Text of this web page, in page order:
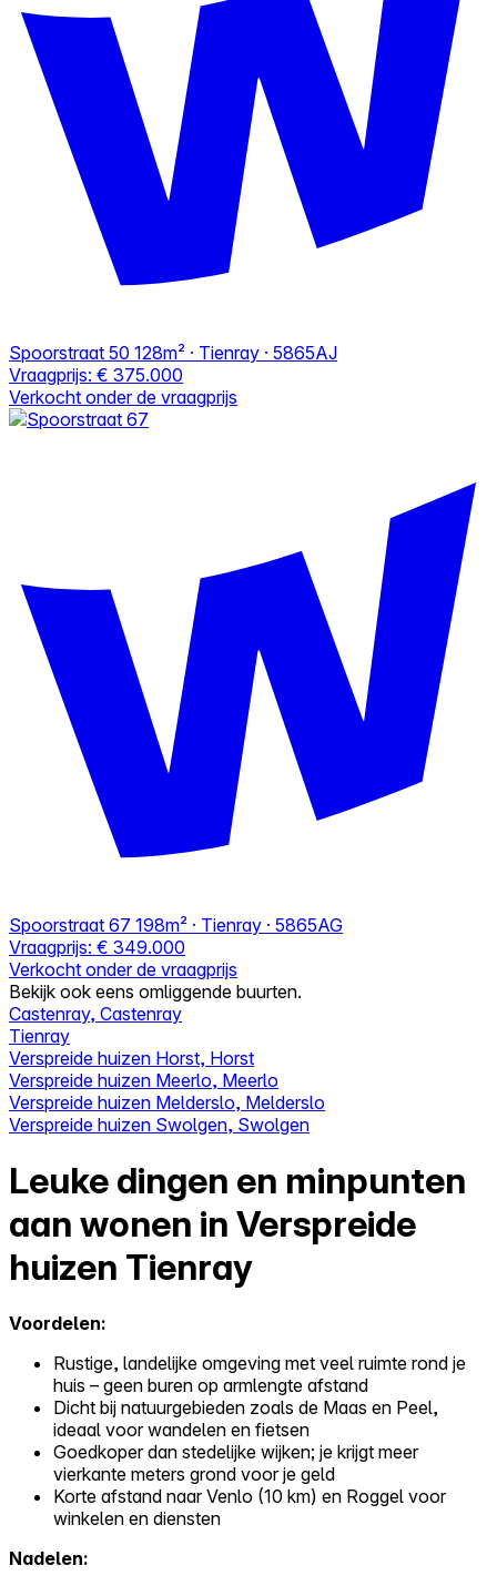
Spoorstraat 50 128m² · Tienray · 5865AJ
Vraagprijs: € 375.000
Verkocht onder de vraagprijs
Spoorstraat 67 198m² · Tienray · 5865AG
Vraagprijs: € 349.000
Verkocht onder de vraagprijs
Bekijk ook eens omliggende buurten.
Castenray, Castenray
Tienray
Verspreide huizen Horst, Horst
Verspreide huizen Meerlo, Meerlo
Verspreide huizen Melderslo, Melderslo
Verspreide huizen Swolgen, Swolgen
Leuke dingen en minpunten
aan wonen in Verspreide
huizen Tienray
Voordelen:
Rustige, landelijke omgeving met veel ruimte rond je
huis – geen buren op armlengte afstand
Dicht bij natuurgebieden zoals de Maas en Peel,
ideaal voor wandelen en fietsen
Goedkoper dan stedelijke wijken; je krijgt meer
vierkante meters grond voor je geld
Korte afstand naar Venlo (10 km) en Roggel voor
winkelen en diensten
Nadelen: